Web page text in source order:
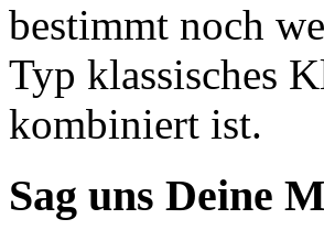
bestimmt noch
Typ klassisches
kombiniert ist.
Sag uns Deine